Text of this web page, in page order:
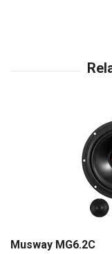
Musway MG6.2C